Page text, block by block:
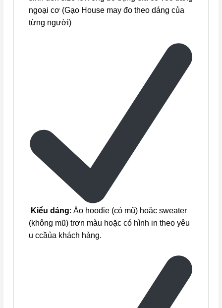
ngoại cơ (Gạo House may đo theo dáng của
từng người)
Kiểu dáng: Áo hoodie (có mũ) hoặc sweater
(không mũ) trơn màu hoặc có hình in theo yêu
u ccầủa khách hàng.